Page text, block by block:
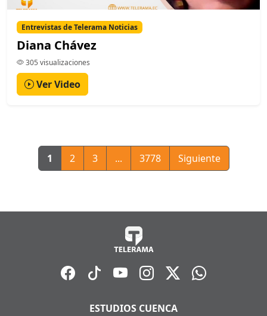
Entrevistas de Telerama Noticias
Diana Chávez
305 visualizaciones
Ver Video
1 2 3 ... 3778 Siguiente
ESTUDIOS CUENCA